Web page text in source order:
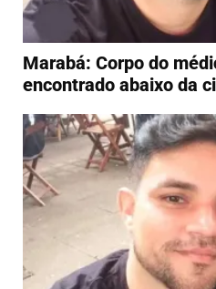
Marabá: Corpo do
encontrado abaixo da